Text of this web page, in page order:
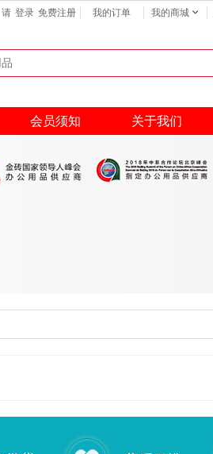
请 登录 免费注册 我的订单 我的商城
会员须知 关于我们